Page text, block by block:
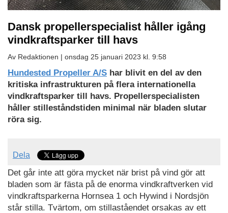
Dansk propellerspecialist håller igång
vindkraftsparker till havs
Av Redaktionen | onsdag 25 januari 2023 kl. 9:58
Hundested Propeller A/S har blivit en del av den
kritiska infrastrukturen på flera internationella
vindkraftsparker till havs. Propellerspecialisten
håller stilleståndstiden minimal när bladen slutar
röra sig.
Dela
Det går inte att göra mycket när brist på vind gör att
bladen som är fästa på de enorma vindkraftverken vid
vindkraftsparkerna Hornsea 1 och Hywind i Nordsjön
står stilla. Tvärtom, om stillaståendet orsakas av ett